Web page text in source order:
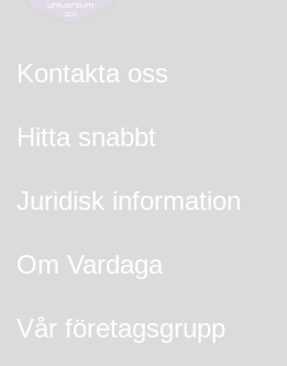
Kontakta oss
Hitta snabbt
Juridisk information
Om Vardaga
Vår företagsgrupp